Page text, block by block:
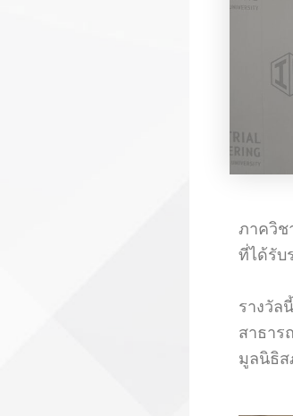
ภาควิช
ที่ได้รับ
รางวัล
สาธาร
มูลนิธิส